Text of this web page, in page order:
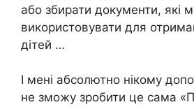
або збирати документи, які
використовувати для
дітей …
І мені абсолютно нікому
не зможу зробити це сама